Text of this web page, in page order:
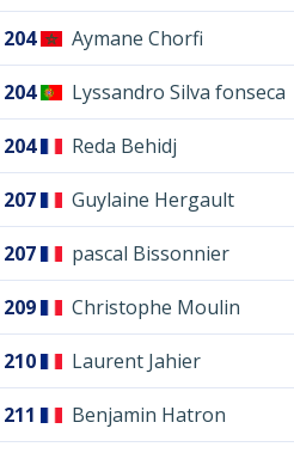
204 Aymane Chorfi
204 Lyssandro Silva fonseca
204 Reda Behidj
207 Guylaine Hergault
207 pascal Bissonnier
209 Christophe Moulin
210 Laurent Jahier
211 Benjamin Hatron